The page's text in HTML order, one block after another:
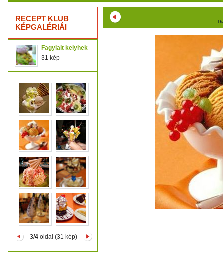
RECEPT KLUB
KÉPGALÉRIÁI
Fagylalt kelyhek
31 kép
3/4oldal (31 kép)